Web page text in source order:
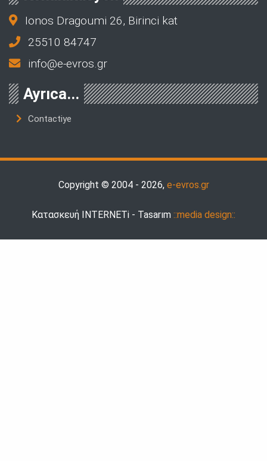
Ionos Dragoumi 26, Birinci kat
25510 84747
info@e-evros.gr
Ayrıca...
Contactiye
Copyright © 2004 - 2026, e-evros.gr
Κατασκευή INTERNETi - Tasarım ::media design::